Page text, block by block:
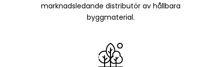
marknadsledande distributör av hållbara
byggmaterial.